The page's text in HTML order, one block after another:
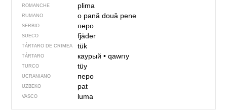
ROMANCHE plima
RUMANO o panădouă pene
SERBIO перо
SUECO fjäder
TÁRTARO DE CRIMEA tük
TÁRTARO каурый• qawrıy
TURCO tüy
UCRANIANO перо
UZBEKO pat
VASCO luma